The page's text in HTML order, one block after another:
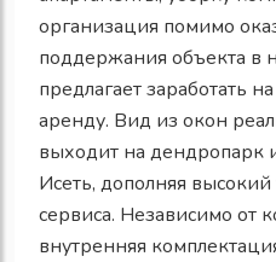
организация помимо
поддержания объекта в
предлагает заработать
аренду. Вид из окон
выходит на
Исеть, дополняя
сервиса. Независимо от
внутренняя